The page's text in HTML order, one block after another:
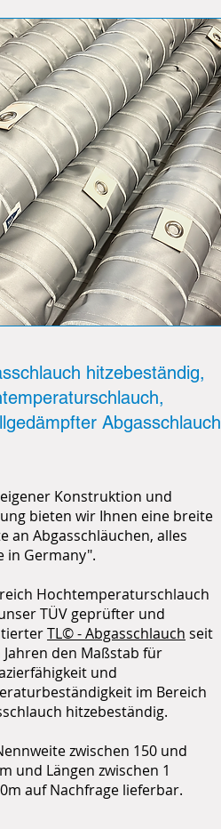
hitzebeständig,
Abgasschlauch
Konstruktion und
bieten wir Ihnen eine breite
an Abgasschläuchen, alles
in Germany".
Hochtemperaturschlauch
TÜV geprüfter und
TL© - Abgasschlauch seit
Jahren den Maßstab für
und
im Bereich
hitzebeständig.
zwischen 150 und
und Längen zwischen 1
aufNachfrage lieferbar.